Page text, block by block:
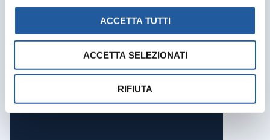
ACCETTA TUTTI
ACCETTA SELEZIONATI
RIFIUTA